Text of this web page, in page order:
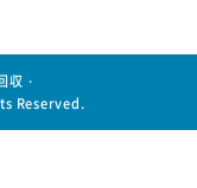
収・
Reserved.